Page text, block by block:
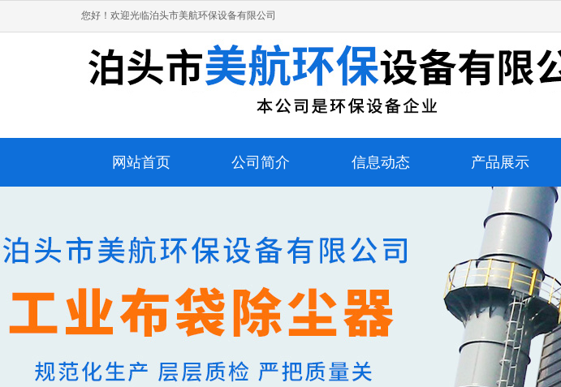
您好！欢迎光临泊头市美航环保设备有限公司
网站首页 公司简介 信息动态 产品展示